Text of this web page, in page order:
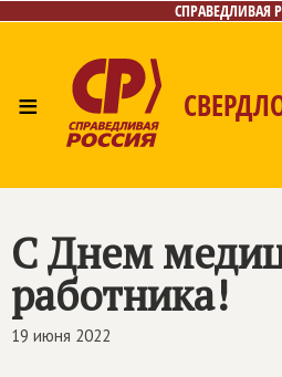
СПРАВЕДЛИВАЯ
≡
С Днем
работника!
19 июня 2022